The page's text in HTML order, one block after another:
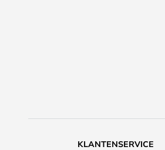
KLANTENSERVICE